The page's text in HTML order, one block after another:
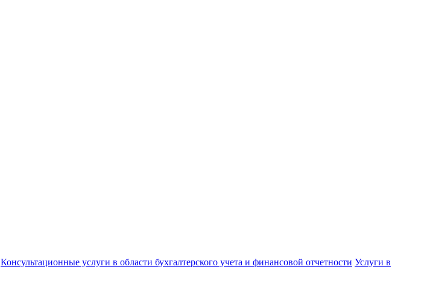
Консультационные услуги в области бухгалтерского учета и финансовой отчетности Услуги в